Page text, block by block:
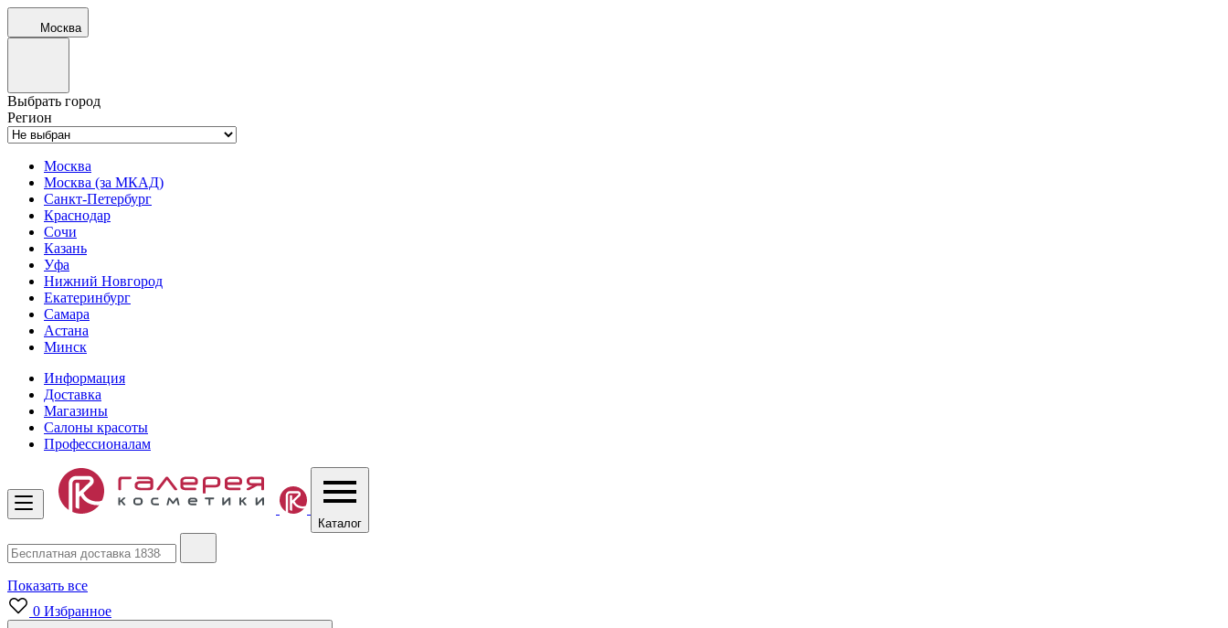
Москва
Выбрать город
Регион
Москва
Москва (за МКАД)
Санкт-Петербург
Краснодар
Сочи
Казань
Уфа
Нижний Новгород
Екатеринбург
Самара
Астана
Минск
Информация
Доставка
Магазины
Салоны красоты
Профессионалам
Каталог
Показать все
0 Избранное